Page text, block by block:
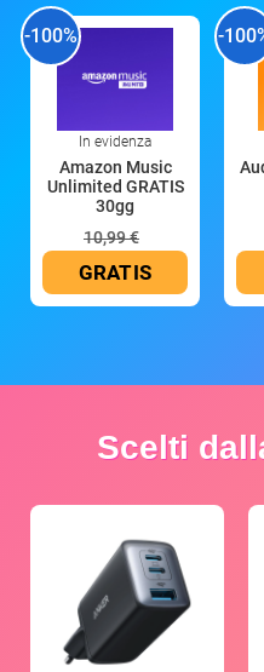
-100%
In evidenza
Amazon Music
Unlimited GRATIS
30gg
10,99 €
GRATIS
-
Scelti